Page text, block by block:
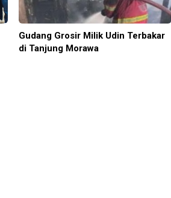
Gudang Grosir Milik Udin Terbakar
di Tanjung Morawa